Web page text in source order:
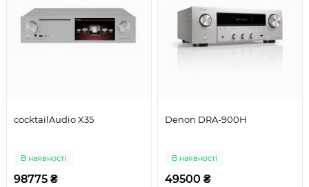
cocktailAudio X35
В наявності
98775 ₴
Denon DRA-900H
В наявності
49500 ₴